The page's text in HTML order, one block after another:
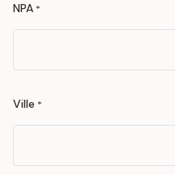
NPA *
Ville *